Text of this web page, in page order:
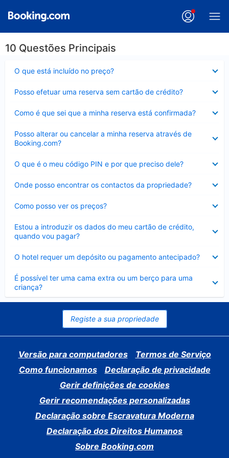
10 Questões Principais
O que está incluído no preço?
fechado
Posso efetuar uma reserva sem cartão de crédito?
fechado
Como é que sei que a minha reserva está confirmada?
fechado
Posso alterar ou cancelar a minha reserva através de
Booking.com?
fechado
O que é o meu código PIN e por que preciso dele?
fechado
Onde posso encontrar os contactos da propriedade?
fechado
Como posso ver os preços?
fechado
Estou a introduzir os dados do meu cartão de crédito,
quando vou pagar?
fechado
O hotel requer um depósito ou pagamento antecipado?
fechado
É possível ter uma cama extra ou um berço para uma
criança?
Elemento
fechado
Registe a sua propriedade
Versão para computadores
Termos de Serviço
Como funcionamos
Declaração de privacidade
Gerir definições de cookies
Gerir recomendações personalizadas
Declaração sobre Escravatura Moderna
Declaração dos Direitos Humanos
Sobre Booking.com